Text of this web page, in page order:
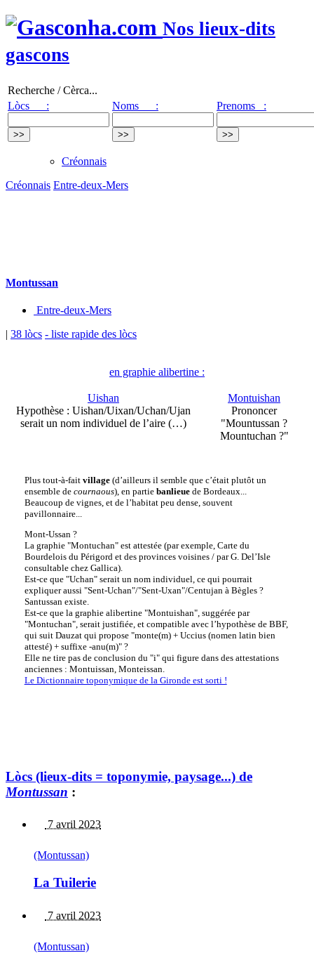
Nos lieux-dits
gascons
Recherche / Cèrca...
Lòcs :
Noms : Prenoms :
Créonnais
Créonnais Entre-deux-Mers
Montussan
Entre-deux-Mers
| 38 lòcs - liste rapide des lòcs
en graphie alibertine :
Uishan
Hypothèse : Uishan/Uixan/Uchan/Ujan
serait un nom individuel de l’aire (…)
Montuishan
Prononcer
"Mountussan ?
Mountuchan ?"
Plus tout-à-fait village(d’ailleurs il semble que c’était plutôt un
ensemble de cournaous), en partie banlieuede Bordeaux...
Beaucoup de vignes, et de l’habitat peu dense, souvent
pavillonnaire...
Mont-Ussan ?
La graphie "Montuchan" est attestée (par exemple, Carte du
Bourdelois du Périgord et des provinces voisines / par G. Del’Isle
consultable chez Gallica).
Est-ce que "Uchan" serait un nom individuel, ce qui pourrait
expliquer aussi "Sent-Uchan"/"Sent-Uxan"/Centujan à Bègles ?
Santussan existe.
Est-ce que la graphie alibertine "Montuishan", suggérée par
"Montuchan", serait justifiée, et compatible avec l’hypothèse de BBF,
qui suit Dauzat qui propose "monte(m) + Uccius (nomen latin bien
attesté) + suffixe -anu(m)" ?
Elle ne tire pas de conclusion du "i" qui figure dans des attestations
anciennes : Montuissan, Monteissan.
Le Dictionnaire toponymique de la Gironde est sorti !
Lòcs (lieux-dits = toponymie, paysage...) de
Montussan :
7 avril 2023
(Montussan)
La Tuilerie
7 avril 2023
(Montussan)